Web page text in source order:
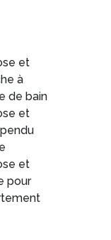
et
à
de bain
et
et
pour